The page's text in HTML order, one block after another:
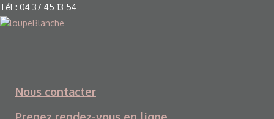
Tél : 04 37 45 13 54
Nous contacter